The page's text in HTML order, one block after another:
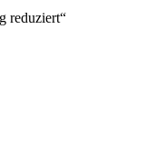
reduziert“